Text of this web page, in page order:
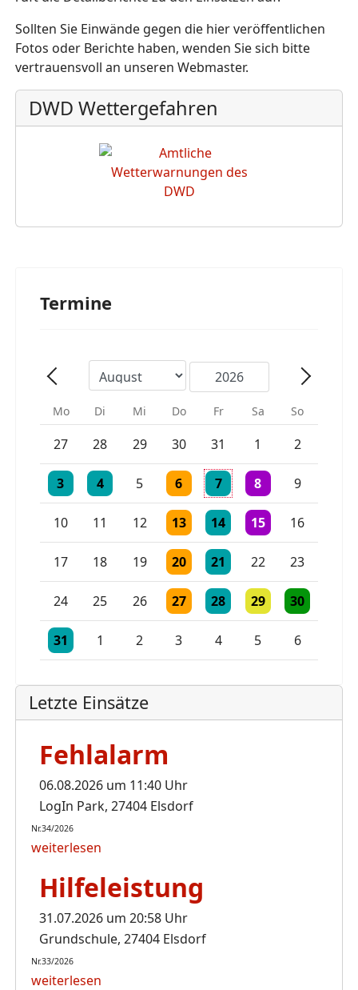
Sollten Sie Einwände gegen die hier veröffentlichen
Fotos oder Berichte haben, wenden Sie sich bitte
vertrauensvoll an unseren Webmaster.
DWD Wettergefahren
Termine
Mo Di Mi Do Fr Sa So
27 28 29 30
Einzelne Veranstaltung
31
Einzelne Veranstaltung
1 2
3
Einzelne Veranstaltung
4
Einzelne Veranstaltung
5 6
Einzelne Veranstaltung
7
Einzelne Veranstaltung
8
2 Veranstaltungen
9
10 11 12 13
Einzelne Veranstaltung
14
Einzelne Veranstaltung
15
Einzelne16
17 18 19 20
Einzelne Veranstaltung
21
Einzelne Veranstaltung
22 23
24 25 26 27
Einzelne Veranstaltung
28
Einzelne Veranstaltung
29
Einzelne30
Einzelne
31
Einzelne Veranstaltung
1 2 3
Einzelne Veranstaltung
4
Einzelne Veranstaltung
5 6
Letzte Einsätze
Fehlalarm
06.08.2026 um 11:40 Uhr
LogIn Park, 27404 Elsdorf
Nr.34/2026
weiterlesen
Hilfeleistung
31.07.2026 um 20:58 Uhr
Grundschule, 27404 Elsdorf
Nr.33/2026
weiterlesen